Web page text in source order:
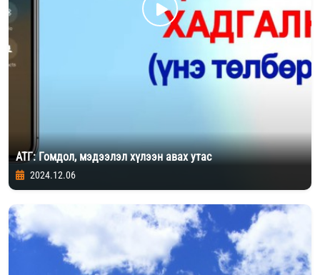
АТГ: Гомдол, мэдээлэл хүлээн авах утас
2024.12.06